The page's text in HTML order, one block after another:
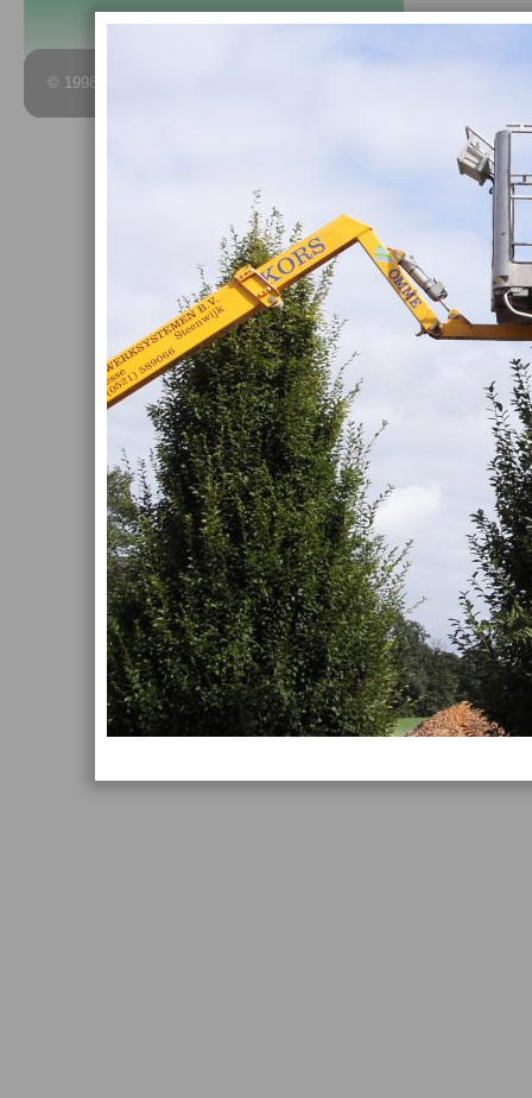
© 1998 - 2026 Hoveniersbedrijf Rudy Glastra